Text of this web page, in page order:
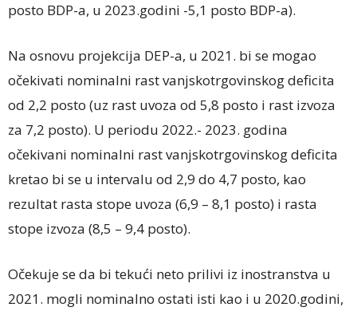
posto BDP-a, u 2023.godini -5,1 posto BDP-a).
Na osnovu projekcija DEP-a, u 2021. bi se mogao
očekivati nominalni rast vanjskotrgovinskog deficita
od 2,2 posto (uz rast uvoza od 5,8 posto i rast izvoza
za 7,2 posto). U periodu 2022.- 2023. godina
očekivani nominalni rast vanjskotrgovinskog deficita
kretao bi se u intervalu od 2,9 do 4,7 posto, kao
rezultat rasta stope uvoza (6,9 – 8,1 posto) i rasta
stope izvoza (8,5 – 9,4 posto).
Očekuje se da bi tekući neto prilivi iz inostranstva u
2021. mogli nominalno ostati isti kao i u 2020.godini,